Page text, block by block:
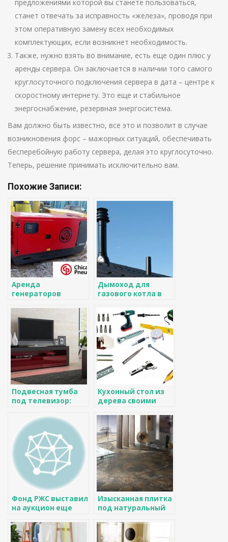
предложениями которой вы станете пользоваться,
станет отвечать за исправность «железа», проводя при
этом оперативную замену всех необходимых
комплектующих, если возникнет необходимость.
Также, нужно взять во внимание, есть еще один плюс у
аренды сервера. Он заключается в наличии того самого
круглосуточного подключения сервера в дата – центре к
скоростному интернету. Это еще и стабильное
энергоснабжение, резервная энергосистема.
Вам должно быть известно, все это и позволит в случае
возникновения форс – мажорных ситуаций, обеспечивать
бесперебойную работу сервера, делая это круглосуточно.
Теперь, решение принимать исключительно вам.
Похожие Записи:
Аренда
генераторов
Дымоход для
газового котла в
основные
требования к
монтажу
Подвесная тумба
под телевизор:
особенности —
какую выбрать
Кухонный стол из
дерева своими
древесины,
изготовление
столешницы и
сборка стола
Фонд РЖС выставил
на аукцион еще
Изысканная плитка
под натуральный
особенности
фактуры (35 фото)